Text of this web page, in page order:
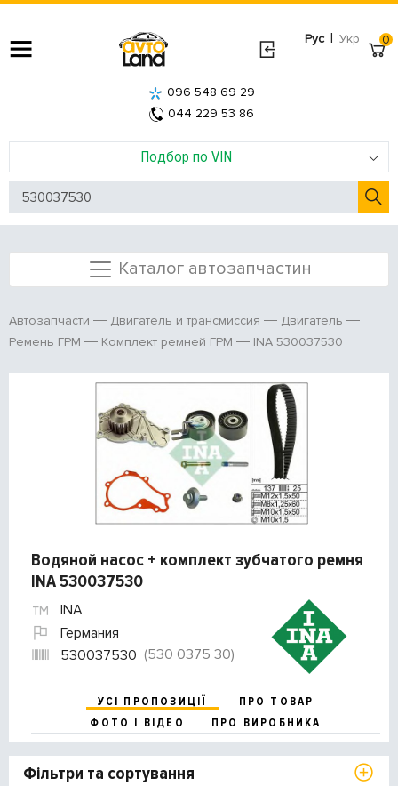
Рус | Укр
Подбор по VIN
096 548 69 29
044 229 53 86
0
Каталог автозапчастин
Автозапчасти Двигатель и трансмиссия
Двигатель
Ремень ГРМ
Комплект ремней ГРМ INA 530037530
Водяной насос + комплект зубчатого ремня
INA 530037530
INA
Германия
530037530 (530 0375 30)
УСІ ПРОПОЗИЦІЇ
ПРО ТОВАР
ФОТО І ВІДЕО
ПРО ВИРОБНИКА
Фільтри та сортування